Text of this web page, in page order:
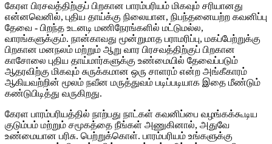
கேரள பிரசவத்திற்குப் பிறகான பாரம்பரியம் மிகவும் சரியானது
என்னவெனில், புதிய தாய்க்கு நிலையான, நிபந்தனையற்ற கவனிப்பு
தேவை - பிறந்த உடனடி மணிநேரங்களில் மட்டுமல்ல,
வாரங்களுக்கும். நான்காவது மூன்றுமாத பராமரிப்பு, மகப்பேற்றுக்கு
பிறகான மனநலம் மற்றும் ஆறு வார பிரசவத்திற்குப் பிறகான
காசோலை புதிய தாய்மார்களுக்கு உண்மையில் தேவைப்படும்
ஆதரவிற்கு மிகவும் சுருக்கமான ஒரு சாளரம் என்ற அங்கீகாரம்
ஆகியவற்றின் மூலம் நவீன மருத்துவம் படிப்படியாக இதை மீண்டும்
கண்டுபிடித்து வருகிறது.
கேரள பாரம்பரியத்தில் நாற்பது நாட்கள் கவனிப்பை வழங்கக்கூடிய
குடும்பம் மற்றும் சமூகத்தை நீங்கள் அணுகினால், அதுவே
உண்மையான பரிசு. பெற்றுக்கொள். பாரம்பரியம் உங்களுக்கு